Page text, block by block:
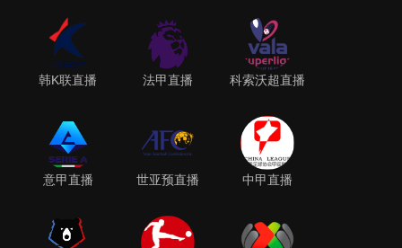
韩K联直播 法甲直播 科索沃超直播
意甲直播 世亚预直播 中甲直播